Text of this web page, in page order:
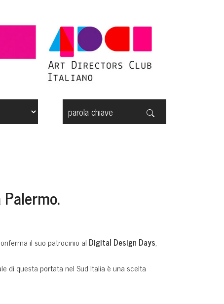
il suo patrocinio al Digital Design Days,
di questa portata nel Sud Italia è una scelta